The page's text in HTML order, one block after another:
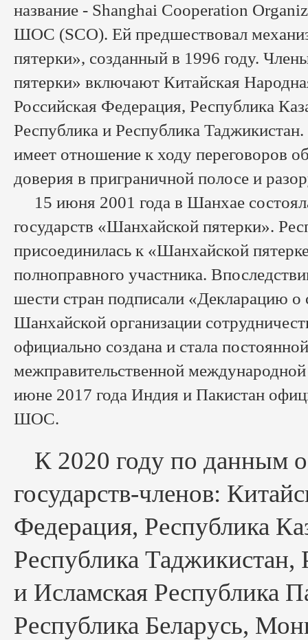
название - Shanghai Cooperation
ШОС (SCO). Ей предшествовал
пятерки», созданный в 1996 году.
пятерки» включают Китайская
Российская Федерация, Республика
Республика и Республика
имеет отношение к ходу переговоров
доверия в приграничной полосе и
15 июня 2001 года в Шанхае
государств «Шанхайской пятерки».
присоединилась к «Шанхайской
полноправного участника.
шести стран подписали «Декларацию о
Шанхайской организации
официально создана и стала
межправительственной
июне 2017 года Индия и Пакистан
ШОС.
К 2020 году по данным
государств-членов:
Федерация, Республика
Республика Таджикистан,
и Исламская Республика
Республика Беларусь,